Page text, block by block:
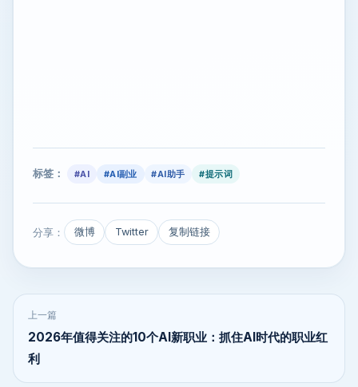
标签： #AI #AI副业 #AI助手 #提示词
分享： 微博 Twitter 复制链接
上一篇
2026年值得关注的10个AI新职业：抓住AI时代的职业红
利